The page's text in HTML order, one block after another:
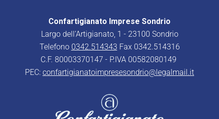
Confartigianato Imprese Sondrio
Largo dell’Artigianato, 1 - 23100 Sondrio
Telefono 0342.514343 Fax 0342.514316
C.F. 80003370147 - P.IVA 00582080149
PEC: confartigianatoimpresesondrio@legalmail.it